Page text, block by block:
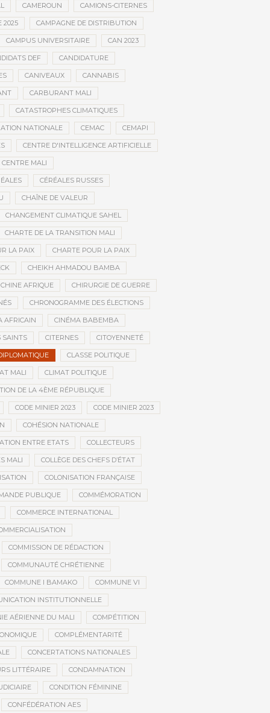
CAMEROUN CAMIONS-CITERNES
2025 CAMPAGNE DE DISTRIBUTION
CAMPUS UNIVERSITAIRE CAN 2023
DEF CANDIDATURE
CANIVEAUX CANNABIS
CARBURANT MALI
CATASTROPHES CLIMATIQUES
NATIONALE CEMAC CEMAPI
CENTRE D'INTELLIGENCE ARTIFICIELLE
CENTRE MALI
CÉRÉALES RUSSES
CHAÎNE DE VALEUR
CHANGEMENT CLIMATIQUE SAHEL
CHARTE DE LA TRANSITION MALI
LA PAIX CHARTE POUR LA PAIX
CHEIKH AHMADOU BAMBA
CHINE AFRIQUE CHIRURGIE DE GUERRE
CHRONOGRAMME DES ÉLECTIONS
AFRICAIN CINÉMA BABEMBA
SAINTS CITERNES CITOYENNETÉ
CLASSE POLITIQUE
MALI CLIMAT POLITIQUE
DE LA 4ÈME RÉPUBLIQUE
CODE MINIER 2023 CODE MINIER 2023
COHÉSION NATIONALE
ENTRE ETATS COLLECTEURS
MALI COLLÈGE DES CHEFS D’ÉTAT
COLONISATION FRANÇAISE
PUBLIQUE COMMÉMORATION
COMMERCE INTERNATIONAL
COMMISSION DE RÉDACTION
COMMUNAUTÉ CHRÉTIENNE
COMMUNE I BAMAKO COMMUNE VI
INSTITUTIONNELLE
AÉRIENNE DU MALI COMPÉTITION
COMPLÉMENTARITÉ
CONCERTATIONS NATIONALES
LITTÉRAIRE CONDAMNATION
CONDITION FÉMININE
CONFÉDÉRATION AES